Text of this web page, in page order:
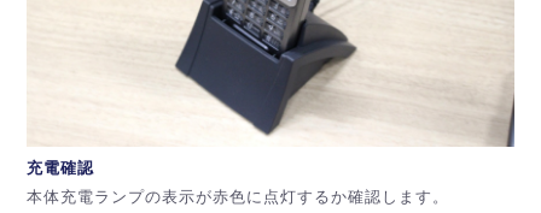
充電確認
本体充電ランプの表示が赤色に点灯するか確認します。